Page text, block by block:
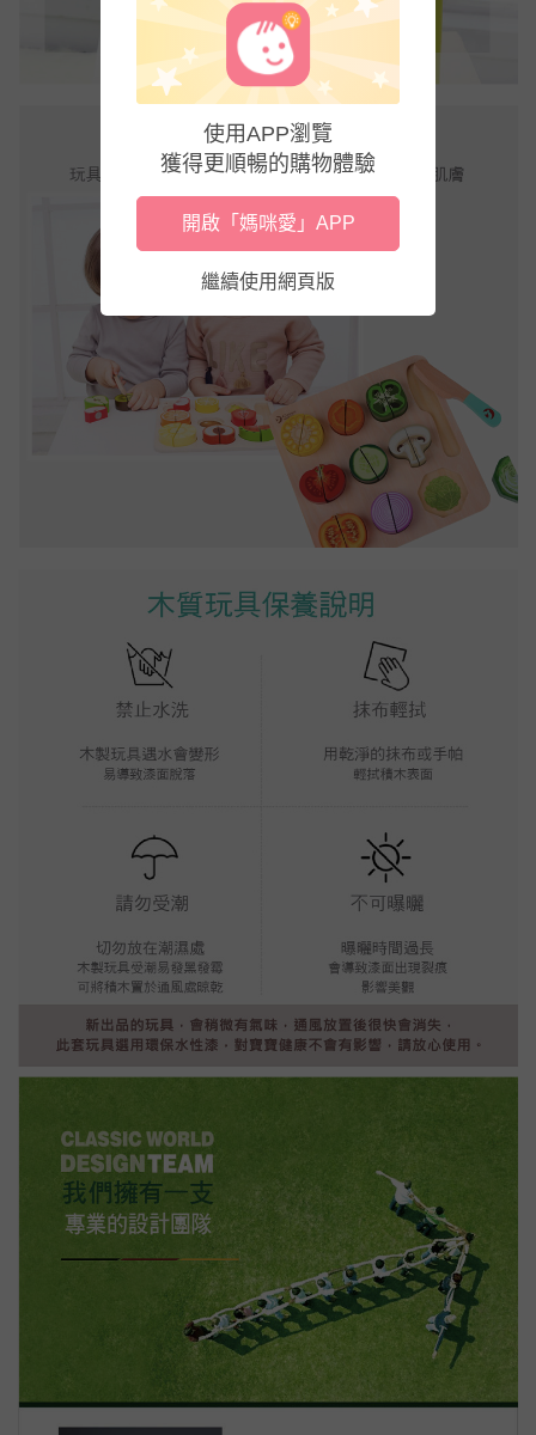
使用APP瀏覽
獲得更順暢的購物體驗
開啟「媽咪愛」APP
繼續使用網頁版